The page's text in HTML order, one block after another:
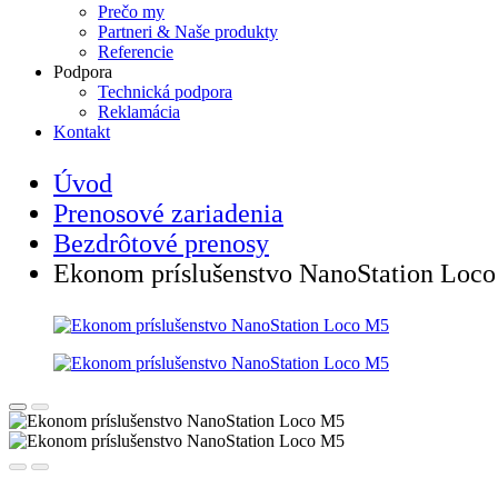
Prečo my
Partneri & Naše produkty
Referencie
Podpora
Technická podpora
Reklamácia
Kontakt
Úvod
Prenosové zariadenia
Bezdrôtové prenosy
Ekonom príslušenstvo NanoStation